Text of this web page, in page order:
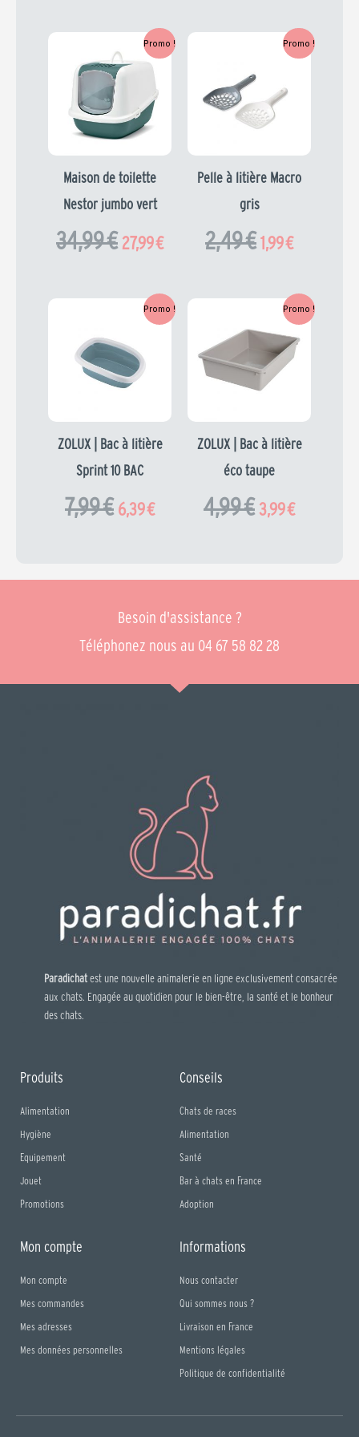
Promo !
Maison de toilette
Nestor jumbo vert
34,99€
prix
initial
était :
34,99 €.
27,99€
Le
Promo !
Pelle à litière Macro
gris
2,49€
initial
était :
1,99€
Le
Promo !
ZOLUX | Bac à litière
Sprint 10 BAC
7,99€
initial
était :
6,39€
Le
Promo !
ZOLUX | Bac à litière
éco taupe
4,99€
prix
initial
était :
3,99€
Le
prix
actuel
Besoin d'assistance ?
Téléphonez nous au 04 67 58 82 28
Paradichatest une nouvelle animalerie en ligne exclusivement consacrée
aux chats. Engagée au quotidien pour le bien-être, la santé et le bonheur
des chats.
Produits
Alimentation
Hygiène
Equipement
Jouet
Promotions
Conseils
Chats de races
Alimentation
Santé
Bar à chats en France
Adoption
Mon compte
Mon compte
Mes commandes
Mes adresses
Mes données personnelles
Informations
Nous contacter
Qui sommes nous ?
Livraison en France
Mentions légales
Politique de confidentialité